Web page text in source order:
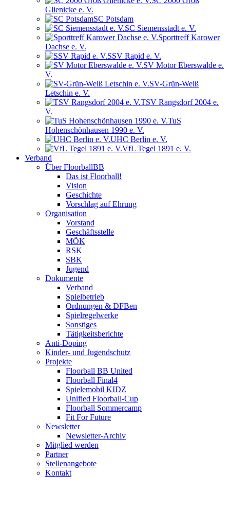
Glienicke e. V.
SC Potsdam
SC Siemensstadt e. V.
Sporttreff Karower
Dachse e. V.
SSV Rapid e. V.
SV Motor Eberswalde e.
V.
SV-Grün-Weiß
Letschin e. V.
TSV Rangsdorf 2004 e.
V.
TuS
Hohenschönhausen 1990 e. V.
UHC Berlin e. V.
VfL Tegel 1891 e. V.
Verband
Über FloorballBB
Das ist Floorball!
Vision
Geschichte
Vorschlag auf Ehrung
Organisation
Vorstand
Geschäftsstelle
MÖK
RSK
SBK
Jugend
Dokumente
Verband
Spielbetrieb
Ordnungen & DFBen
Spielregelwerke
Sonstiges
Tätigkeitsberichte
Anti-Doping
Kinder- und Jugendschutz
Projekte
Floorball BB United
Floorball Final4
Spielemobil KIDZ
Unified Floorball-Cup
Floorball Sommercamp
Fit For Future
Newsletter
Newsletter-Archiv
Mitglied werden
Partner
Stellenangebote
Kontakt